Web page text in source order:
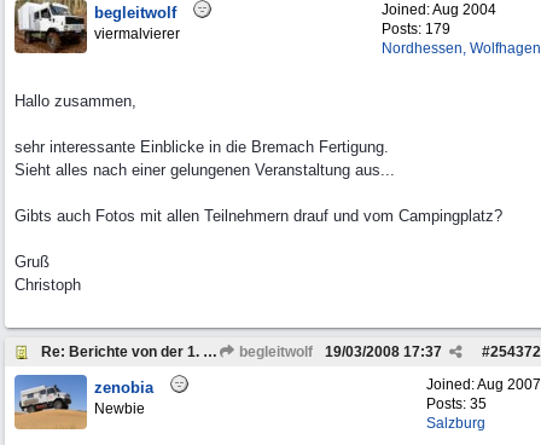
Joined:Aug 2004
Posts: 179
Nordhessen, Wolfhagen
begleitwolf
viermalvierer
Hallo zusammen,
sehr interessante Einblicke in die Bremach Fertigung.
Sieht alles nach einer gelungenen Veranstaltung aus...
Gibts auch Fotos mit allen Teilnehmern drauf und vom Campingplatz?
Gruß
Christoph
Re: Berichte von der 1. Bremach-Sternfahrt begleitwolf #254372
19/03/2008 17:37
Joined:Aug 2007
Posts: 35
Salzburg
zenobia
Newbie